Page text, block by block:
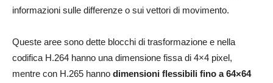
informazioni sulle differenze o sui vettori di movimento.
Queste aree sono dette blocchi di trasformazione e nella
codifica H.264 hanno una dimensione fissa di 4×4 pixel,
mentre con H.265 hanno dimensioni flessibili fino a 64×64